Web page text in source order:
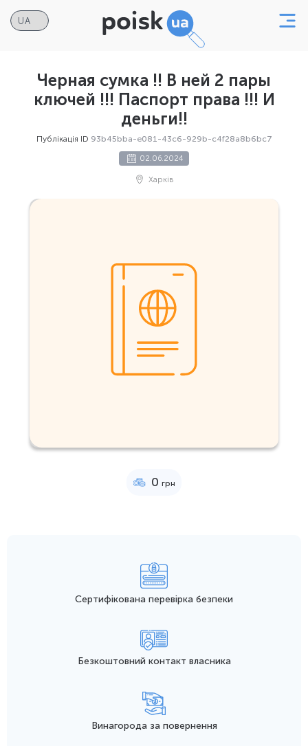
Черная сумка !! В ней 2 пары
ключей !!! Паспорт права !!! И
деньги!!
Публікація ID 93b45bba-e081-43c6-929b-c4f28a8b6bc7
02.06.2024
Харків
0 грн
Сертифікована перевірка безпеки
Безкоштовний контакт власника
Винагорода за повернення